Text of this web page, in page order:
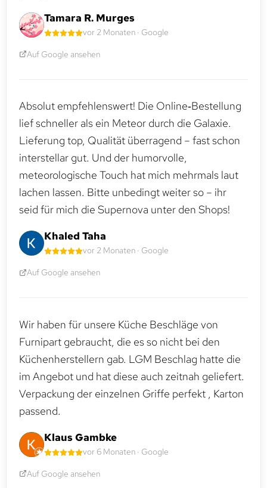
Tamara R. Murges
vor 2 Monaten · Google
Auf Google ansehen
Absolut empfehlenswert! Die Online‑Bestellung
lief schneller als ein Meteor durch die Galaxie.
Lieferung top, Qualität überragend – fast schon
interstellar gut. Und der humorvolle,
meteorologische Touch hat mich mehrmals laut
lachen lassen. Bitte unbedingt weiter so – ihr
seid für mich die Supernova unter den Shops!
Khaled Taha
vor 2 Monaten · Google
Auf Google ansehen
Wir haben für unsere Küche Beschläge von
Furnipart gebraucht, die es so nicht bei den
Küchenherstellern gab. LGM Beschlag hatte die
im Angebot und hat diese auch zeitnah geliefert.
Verpackung der einzelnen Griffe perfekt , Karton
passend.
Klaus Gambke
vor 6 Monaten · Google
Auf Google ansehen